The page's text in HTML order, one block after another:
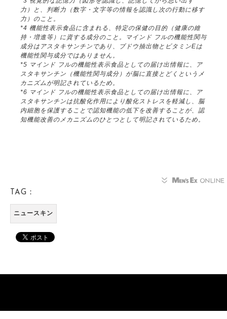
力）と、判断力（数字・文字等の情報を認識し次の行動に移す
力）のこと。
*4 機能性表示食品に含まれる、特定の保健の目的（健康の維
持・増進等）に資する成分のこと。マインド フルの機能性関与
成分はアスタキサンチンであり、ブドウ抽出物とビタミンEは
機能性関与成分ではありません。
*5 マインド フルの機能性表示食品としての届け出情報に、ア
スタキサンチン（機能性関与成分）が脳に直接とどくというメ
カニズムが明記されているため。
*6 マインド フルの機能性表示食品としての届け出情報に、ア
スタキサンチンは抗酸化作用により酸化ストレスを軽減し、脳
内細胞を保護することで認知機能の低下を改善することが、認
知機能改善のメカニズムのひとつとして明記されているため。
TAG：
ニュースキン